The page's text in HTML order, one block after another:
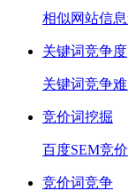
相似网站信
关键词竞争度
关键词竞争
竞价词挖掘
百度SEM竞
竞价词竞争